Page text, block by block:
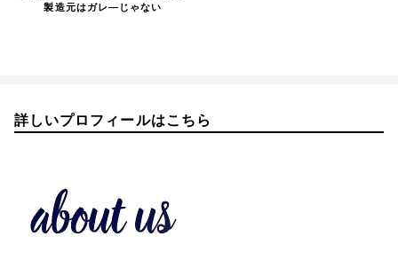
製造元はガレ―じゃない
詳しいプロフィールはこちら